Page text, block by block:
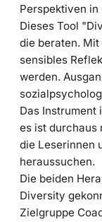
Perspektiven in
Dieses Tool
die beraten.
sensibles
werden.
Das
es ist durchaus
die Leserinnen
heraussuchen.
Die beiden
Diversity
Zielgruppe